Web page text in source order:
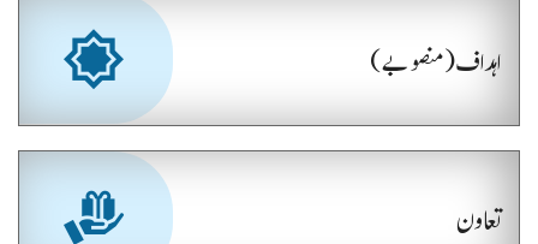
اہداف (منصوبے)
تعاون